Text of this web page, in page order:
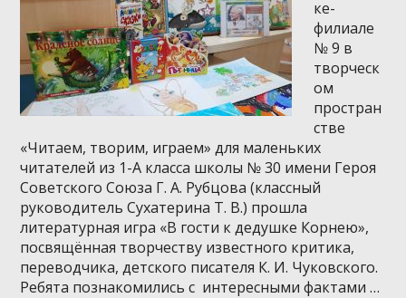
ке-
филиале
№ 9 в
творческ
ом
простран
стве
«Читаем, творим, играем» для маленьких
читателей из 1-А класса школы № 30 имени Героя
Советского Союза Г. А. Рубцова (классный
руководитель Сухатерина Т. В.) прошла
литературная игра «В гости к дедушке Корнею»,
посвящённая творчеству известного критика,
переводчика, детского писателя К. И. Чуковского.
Ребята познакомились с интересными фактами …